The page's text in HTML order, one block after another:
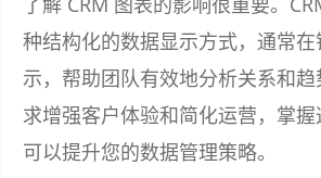
种结构化的数据显示方式，通常
示，帮助团队有效地分析关系和
求增强客户体验和简化运营，掌
可以提升您的数据管理策略。